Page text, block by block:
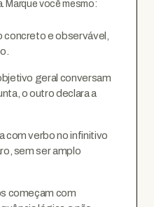
Marque você mesmo:
e observável,
geral conversam
o outro declara a
com verbo no infinitivo
sem ser amplo
começam com